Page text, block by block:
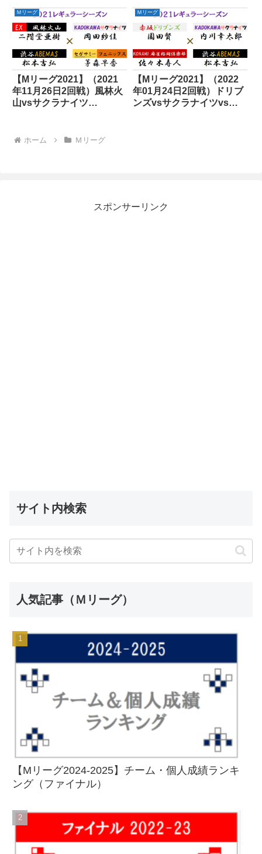
vsパイレーツ
Ｍリーグ
【Mリーグ2021】（2021
年11月26日2回戦）風林火
山vsサクラナイツ
Ｍリーグ
【Mリーグ2021】（2022
年01月24日2回戦）ドリブ
ンズvsサクラナイツvs麻
ホーム Ｍリーグ
スポンサーリンク
サイト内検索
人気記事（Ｍリーグ）
【Mリーグ2024-2025】チーム・個人成績ランキ
ング（ファイナル）